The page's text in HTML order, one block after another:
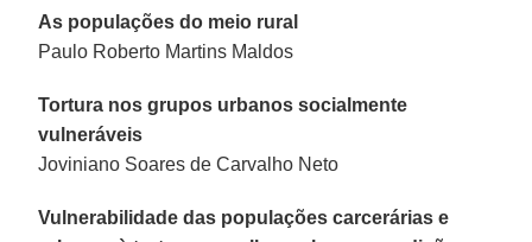
As populações do meio rural
Paulo Roberto Martins Maldos
Tortura nos grupos urbanos socialmente
vulneráveis
Joviniano Soares de Carvalho Neto
Vulnerabilidade das populações carcerárias e